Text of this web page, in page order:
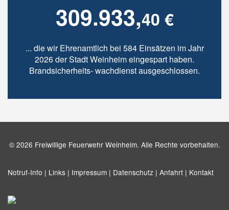
309.933,40 €
... die wir Ehrenamtlich bei 584 Einsätzen im Jahr
2026 der Stadt Weinheim eingespart haben.
Brandsicherheits- wachdienst ausgeschlossen.
© 2026 Freiwillige Feuerwehr Weinheim. Alle Rechte vorbehalten.
Notruf-Info | Links | Impressum | Datenschutz | Anfahrt | Kontakt